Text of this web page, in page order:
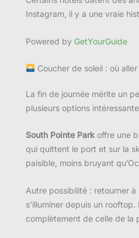
Instagram, il y a une vraie
Powered by GetYourGuide
Coucher de soleil : où aller
La fin de journée mérite un
plusieurs options
South Pointe Park offre une
qui quittent le port et sur la
paisible, moins bruyant
Autre possibilité : retourner
s’illuminer depuis un
complètement de celle de la